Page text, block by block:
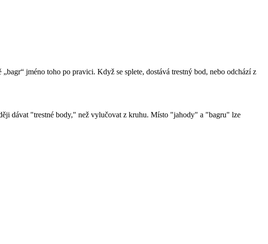
jméno toho po pravici. Když se splete, dostává trestný bod, nebo odchází z
dávat "trestné body," než vylučovat z kruhu. Místo "jahody" a "bagru" lze